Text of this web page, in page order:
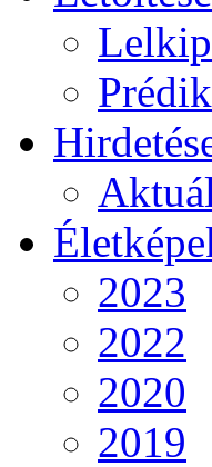
2023
2022
2020
2019